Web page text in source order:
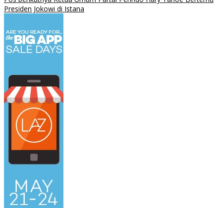
Presiden Jokowi di Istana